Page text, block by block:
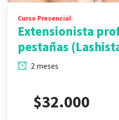
Curso Presencial
Extensionista
pestañas
2 meses
$32.000